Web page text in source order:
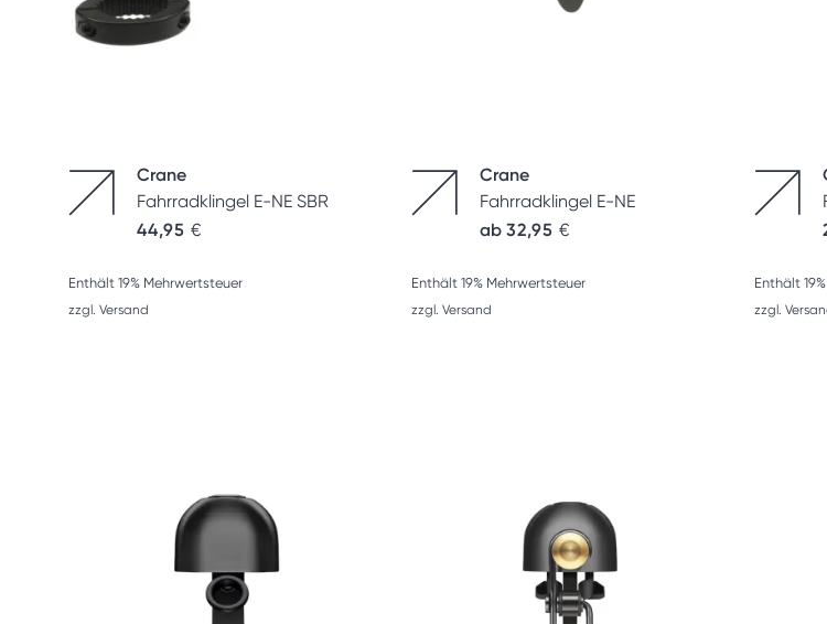
Crane
Fahrradklingel E-NE SBR
44,95 €
Enthält 19% Mehrwertsteuer
zzgl. Versand
Crane
Fahrradklingel E-NE
ab 32,95 €
Enthält 19% Mehrwertsteuer
zzgl. Versand
Enthält
zzgl.